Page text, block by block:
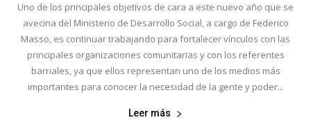
Uno de los principales objetivos de cara a este nuevo año que se
avecina del Ministerio de Desarrollo Social, a cargo de Federico
Masso, es continuar trabajando para fortalecer vínculos con las
principales organizaciones comunitarias y con los referentes
barriales, ya que ellos representan uno de los medios más
importantes para conocer la necesidad de la gente y poder...
Leer más